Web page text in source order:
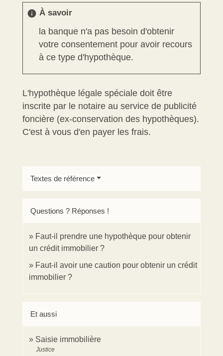
info À savoir
la banque n'a pas besoin d'obtenir
votre consentement pour avoir recours
à ce type d'hypothèque.
L'hypothèque légale spéciale doit être
inscrite par le notaire au service de publicité
foncière (ex-conservation des hypothèques).
C'est à vous d'en payer les frais.
Textes de référence
Questions ? Réponses !
Faut-il prendre une hypothèque pour obtenir
un crédit immobilier ?
Faut-il avoir une caution pour obtenir un crédit
immobilier ?
Et aussi
Saisie immobilière
Justice